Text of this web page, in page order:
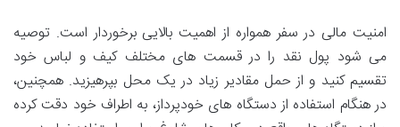
امنیت مالی در سفر همواره از اهمیت بالایی برخوردار است. توصیه
می شود پول نقد را در قسمت های مختلف کیف و لباس خود
تقسیم کنید و از حمل مقادیر زیاد در یک محل بپرهیزید. همچنین،
در هنگام استفاده از دستگاه های خودپرداز، به اطراف خود دقت کرده